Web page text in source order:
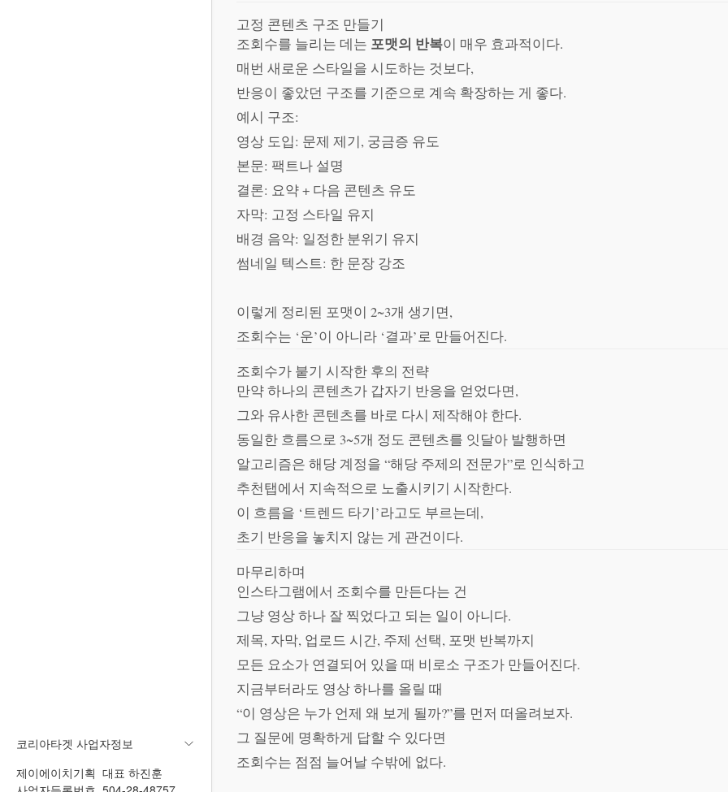
코리아타겟 사업자정보
제이에이치기획 대표 하진훈
고정 콘텐츠 구조 만들기
조회수를 늘리는 데는 포맷의 반복이 매우 효과적이다.
매번 새로운 스타일을 시도하는 것보다,
반응이 좋았던 구조를 기준으로 계속 확장하는 게 좋다.
예시 구조:
영상 도입: 문제 제기, 궁금증 유도
본문: 팩트나 설명
결론: 요약 + 다음 콘텐츠 유도
자막: 고정 스타일 유지
배경 음악: 일정한 분위기 유지
썸네일 텍스트: 한 문장 강조
이렇게 정리된 포맷이 2~3개 생기면,
조회수는 ‘운’이 아니라 ‘결과’로 만들어진다.
조회수가 붙기 시작한 후의 전략
만약 하나의 콘텐츠가 갑자기 반응을 얻었다면,
그와 유사한 콘텐츠를 바로 다시 제작해야 한다.
동일한 흐름으로 3~5개 정도 콘텐츠를 잇달아 발행하면
알고리즘은 해당 계정을 “해당 주제의 전문가”로 인식하고
추천탭에서 지속적으로 노출시키기 시작한다.
이 흐름을 ‘트렌드 타기’라고도 부르는데,
초기 반응을 놓치지 않는 게 관건이다.
마무리하며
인스타그램에서 조회수를 만든다는 건
그냥 영상 하나 잘 찍었다고 되는 일이 아니다.
제목, 자막, 업로드 시간, 주제 선택, 포맷 반복까지
모든 요소가 연결되어 있을 때 비로소 구조가 만들어진다.
지금부터라도 영상 하나를 올릴 때
“이 영상은 누가 언제 왜 보게 될까?”를 먼저 떠올려보자.
그 질문에 명확하게 답할 수 있다면
조회수는 점점 늘어날 수밖에 없다.